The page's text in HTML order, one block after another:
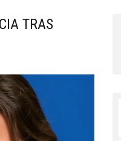
TRAS